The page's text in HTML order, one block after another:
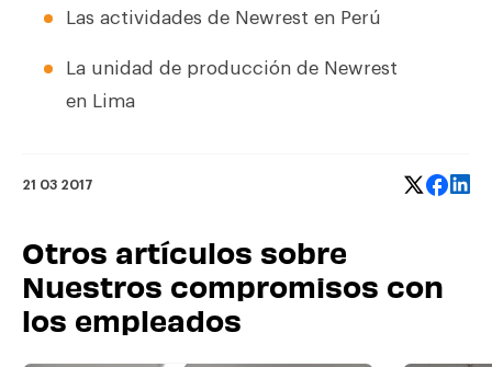
Las actividades de Newrest en Perú
La unidad de producción de Newrest
en Lima
21 03 2017
Otros artículos sobre
Nuestros compromisos con
los empleados